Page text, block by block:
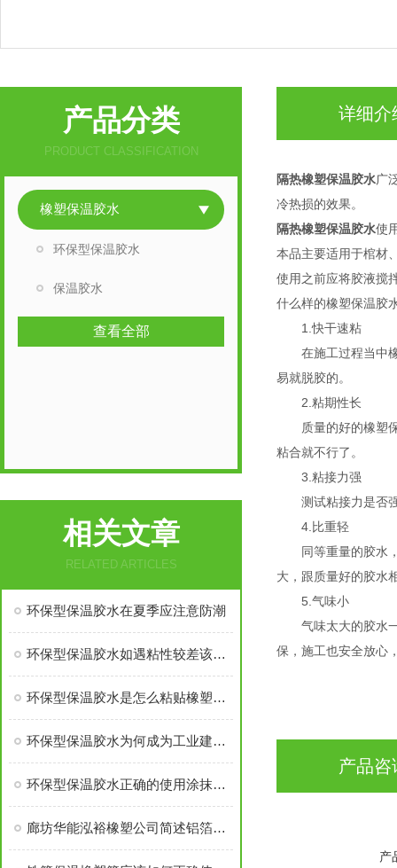
产品分类
PRODUCT CLASSIFICATION
橡塑保温胶水
环保型保温胶水
保温胶水
查看全部
相关文章
RELATED ARTICLES
环保型保温胶水在夏季应注意防潮
环保型保温胶水如遇粘性较差该怎么办？
环保型保温胶水是怎么粘贴橡塑保温材料的？
环保型保温胶水为何成为工业建筑的“好帮手”
环保型保温胶水正确的使用涂抹方法
廊坊华能泓裕橡塑公司简述铝箔橡塑保温棉主要分类及性能优点
详细介
隔热橡塑保温胶水广
冷热损的效果。
隔热橡塑保温胶水使
本品主要适用于棺材
使用之前应将胶液搅
什么样的橡塑保温胶
1.快干速粘
在施工过程当中橡
易就脱胶的。
2.粘期性长
质量的好的橡塑保
粘合就不行了。
3.粘接力强
测试粘接力是否强
4.比重轻
同等重量的胶水，
大，跟质量好的胶水
5.气味小
气味太大的胶水一
保，施工也安全放心
产品咨
产